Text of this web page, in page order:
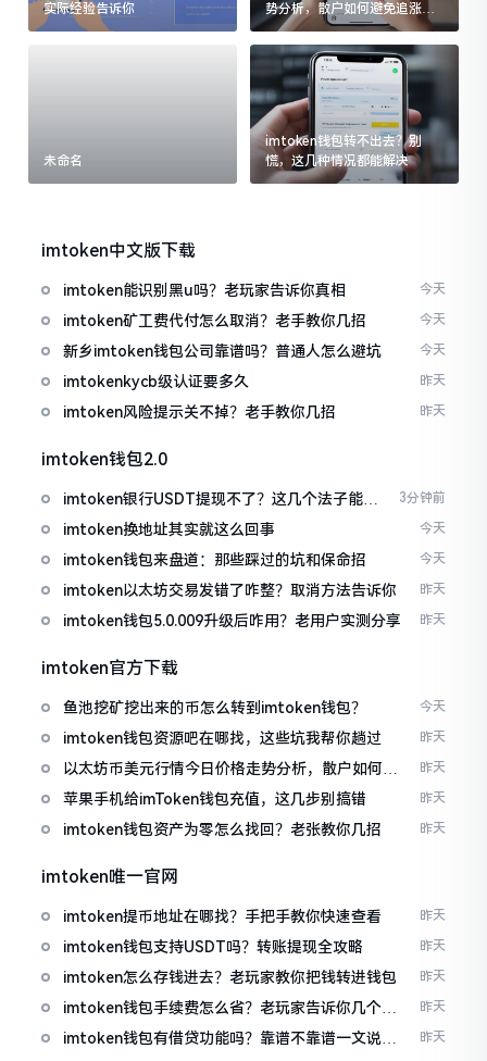
实际经验告诉你
势分析，散户如何避免追涨杀
跌被套牢
未命名
imtoken钱包转不出去？别
慌，这几种情况都能解决
imtoken中文版下载
imtoken能识别黑u吗？老玩家告诉你真相 今天
imtoken矿工费代付怎么取消？老手教你几招 今天
新乡imtoken钱包公司靠谱吗？普通人怎么避坑 今天
imtokenkycb级认证要多久 昨天
imtoken风险提示关不掉？老手教你几招 昨天
imtoken钱包2.0
imtoken银行USDT提现不了？这几个法子能帮
你搞定
3分钟前
imtoken换地址其实就这么回事 今天
imtoken钱包来盘道：那些踩过的坑和保命招 今天
imtoken以太坊交易发错了咋整？取消方法告诉你 昨天
imtoken钱包5.0.009升级后咋用？老用户实测分享 昨天
imtoken官方下载
鱼池挖矿挖出来的币怎么转到imtoken钱包？ 今天
imtoken钱包资源吧在哪找，这些坑我帮你趟过 昨天
以太坊币美元行情今日价格走势分析，散户如何避
免追涨杀跌被套牢
昨天
苹果手机给imToken钱包充值，这几步别搞错 昨天
imtoken钱包资产为零怎么找回？老张教你几招 昨天
imtoken唯一官网
imtoken提币地址在哪找？手把手教你快速查看 昨天
imtoken钱包支持USDT吗？转账提现全攻略 昨天
imtoken怎么存钱进去？老玩家教你把钱转进钱包 昨天
imtoken钱包手续费怎么省？老玩家告诉你几个实
在招
昨天
imtoken钱包有借贷功能吗？靠谱不靠谱一文说清
昨天